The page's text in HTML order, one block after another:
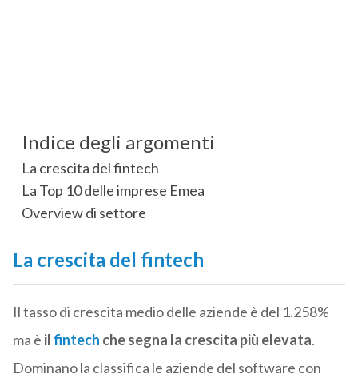
Indice degli argomenti
La crescita del fintech
La Top 10 delle imprese Emea
Overview di settore
La crescita del fintech
Il tasso di crescita medio delle aziende è del 1.258%
ma è ilfintech che segna la crescita più elevata.
Dominano la classifica le aziende del software con